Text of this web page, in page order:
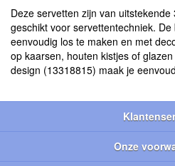
Deze servetten zijn van
geschikt voor servettentechniek.
eenvoudig los te maken en met
op kaarsen, houten kistjes of
design (13318815) maak je
Onze